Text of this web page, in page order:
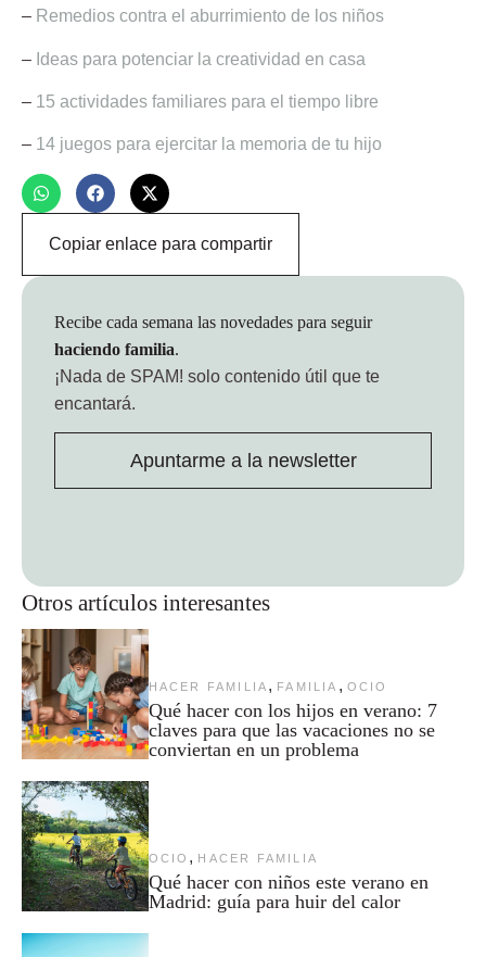
– Remedios contra el aburrimiento de los niños
– Ideas para potenciar la creatividad en casa
– 15 actividades familiares para el tiempo libre
– 14 juegos para ejercitar la memoria de tu hijo
Copiar enlace para compartir
Otros artículos interesantes
HACER FAMILIA , FAMILIA , OCIO
Qué hacer con los hijos en verano: 7
claves para que las vacaciones no se
conviertan en un problema
OCIO , HACER FAMILIA
Qué hacer con niños este verano en
Madrid: guía para huir del calor
Recibe cada semana las novedades para seguir
haciendo familia.
¡Nada de SPAM! solo contenido útil que te
encantará.
Apuntarme a la newsletter